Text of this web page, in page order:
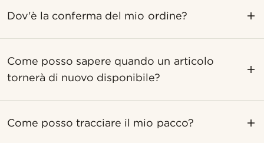
Dov'è la conferma del mio ordine?
Come posso sapere quando un articolo
tornerà di nuovo disponibile?
Come posso tracciare il mio pacco?